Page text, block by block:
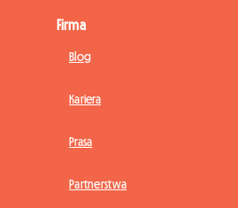
Firma
Blog
Kariera
Prasa
Partnerstwa